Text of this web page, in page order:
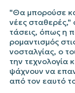
"Θα μπορούσε
νέες σταθερές,"
τάσεις, όπως η
ρομαντισμός
νοσταλγίας, ο
την τεχνολογία
ψάχνουν να
από τον εαυτό